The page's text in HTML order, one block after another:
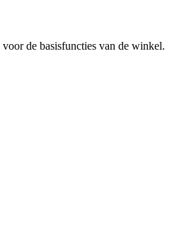
de basisfuncties van de winkel.